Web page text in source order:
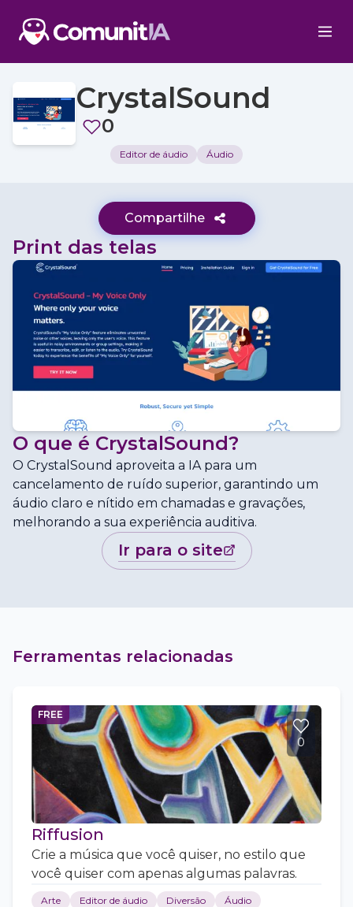
CrystalSound
0
Editor de áudio Áudio
Compartilhe
Print das telas
O que é CrystalSound?
O CrystalSound aproveita a IA para um
cancelamento de ruído superior, garantindo um
áudio claro e nítido em chamadas e gravações,
melhorando a sua experiência auditiva.
ir para o site
Ferramentas relacionadas
FREE
0
Riffusion
Crie a música que você quiser, no estilo que
você quiser com apenas algumas palavras.
Arte Editor de áudio Diversão Áudio